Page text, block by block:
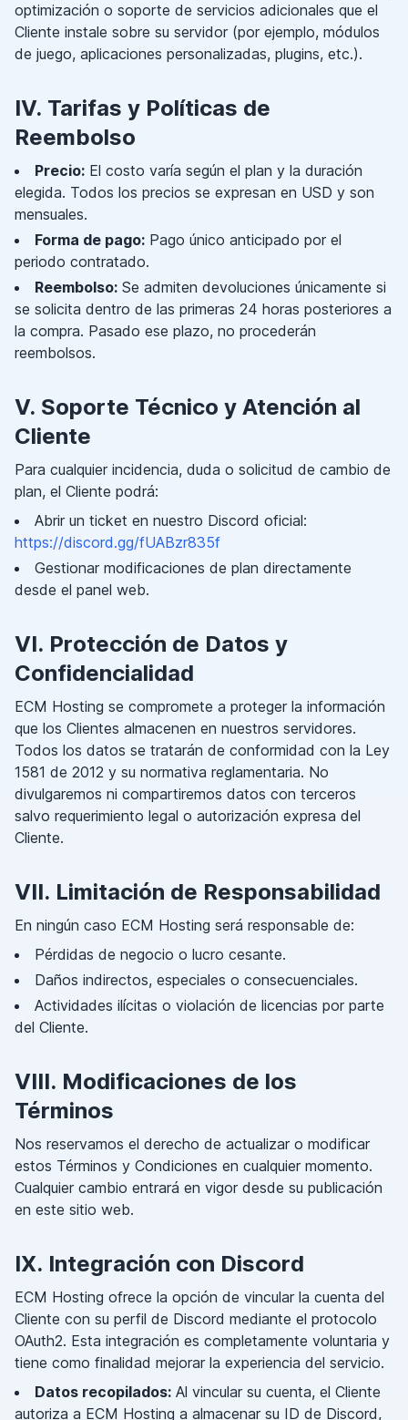
optimización o soporte de servicios adicionales que el
Cliente instale sobre su servidor (por ejemplo, módulos
de juego, aplicaciones personalizadas, plugins, etc.).
IV. Tarifas y Políticas de
Reembolso
Precio: El costo varía según el plan y la duración
elegida. Todos los precios se expresan en USD y son
mensuales.
Forma de pago: Pago único anticipado por el
periodo contratado.
Reembolso: Se admiten devoluciones únicamente si
se solicita dentro de las primeras 24 horas posteriores a
la compra. Pasado ese plazo, no procederán
reembolsos.
V. Soporte Técnico y Atención al
Cliente
Para cualquier incidencia, duda o solicitud de cambio de
plan, el Cliente podrá:
Abrir un ticket en nuestro Discord oficial:
https://discord.gg/fUABzr835f
Gestionar modificaciones de plan directamente
desde el panel web.
VI. Protección de Datos y
Confidencialidad
ECM Hosting se compromete a proteger la información
que los Clientes almacenen en nuestros servidores.
Todos los datos se tratarán de conformidad con la Ley
1581 de 2012 y su normativa reglamentaria. No
divulgaremos ni compartiremos datos con terceros
salvo requerimiento legal o autorización expresa del
Cliente.
VII. Limitación de Responsabilidad
En ningún caso ECM Hosting será responsable de:
Pérdidas de negocio o lucro cesante.
Daños indirectos, especiales o consecuenciales.
Actividades ilícitas o violación de licencias por parte
del Cliente.
VIII. Modificaciones de los
Términos
Nos reservamos el derecho de actualizar o modificar
estos Términos y Condiciones en cualquier momento.
Cualquier cambio entrará en vigor desde su publicación
en este sitio web.
IX. Integración con Discord
ECM Hosting ofrece la opción de vincular la cuenta del
Cliente con su perfil de Discord mediante el protocolo
OAuth2. Esta integración es completamente voluntaria y
tiene como finalidad mejorar la experiencia del servicio.
Datos recopilados: Al vincular su cuenta, el Cliente
autoriza a ECM Hosting a almacenar su ID de Discord,